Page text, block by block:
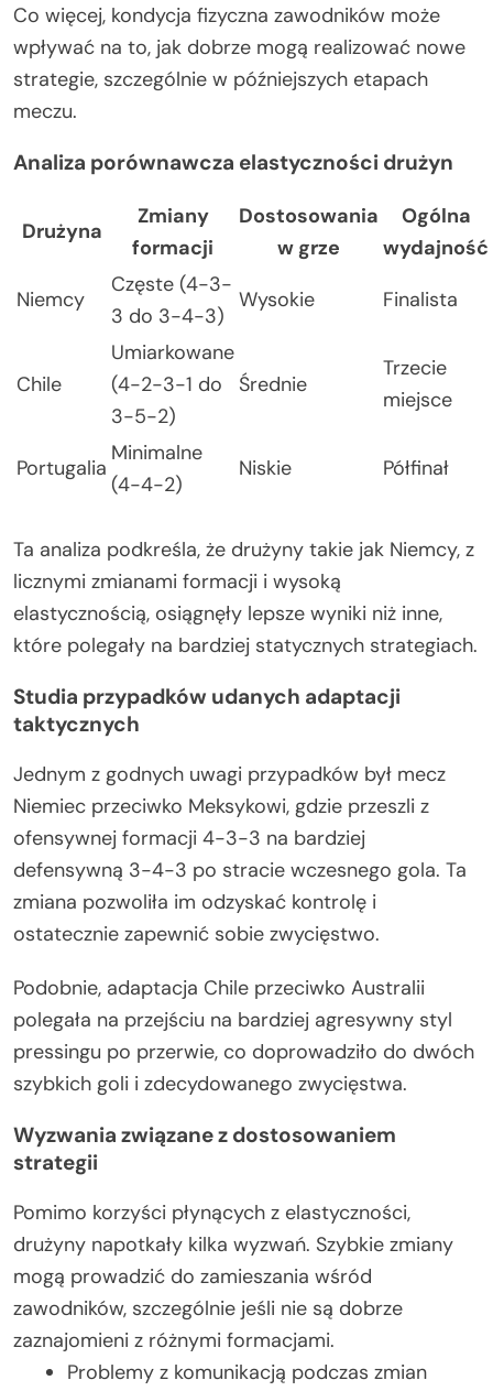
Co więcej, kondycja fizyczna zawodników może
wpływać na to, jak dobrze mogą realizować nowe
strategie, szczególnie w późniejszych etapach
meczu.
Analiza porównawcza elastyczności drużyn
Drużyna
Zmiany
formacji
Dostosowania
w grze
Ogólna
wydajność
Niemcy
Częste (4-3-
3 do 3-4-3)
Wysokie Finalista
Chile
Umiarkowane
(4-2-3-1 do
3-5-2)
Średnie
Trzecie
miejsce
Portugalia
Minimalne
(4-4-2)
Niskie Półfinał
Ta analiza podkreśla, że drużyny takie jak Niemcy, z
licznymi zmianami formacji i wysoką
elastycznością, osiągnęły lepsze wyniki niż inne,
które polegały na bardziej statycznych strategiach.
Studia przypadków udanych adaptacji
taktycznych
Jednym z godnych uwagi przypadków był mecz
Niemiec przeciwko Meksykowi, gdzie przeszli z
ofensywnej formacji 4-3-3 na bardziej
defensywną 3-4-3 po stracie wczesnego gola. Ta
zmiana pozwoliła im odzyskać kontrolę i
ostatecznie zapewnić sobie zwycięstwo.
Podobnie, adaptacja Chile przeciwko Australii
polegała na przejściu na bardziej agresywny styl
pressingu po przerwie, co doprowadziło do dwóch
szybkich goli i zdecydowanego zwycięstwa.
Wyzwania związane z dostosowaniem
strategii
Pomimo korzyści płynących z elastyczności,
drużyny napotkały kilka wyzwań. Szybkie zmiany
mogą prowadzić do zamieszania wśród
zawodników, szczególnie jeśli nie są dobrze
zaznajomieni z różnymi formacjami.
Problemy z komunikacją podczas zmian